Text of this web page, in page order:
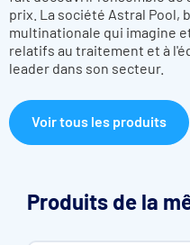
prix. La société Astral Pool,
multinationale qui imagine
relatifs au traitement et à
leader dans son secteur.
Voir tous les produits
Produits de la